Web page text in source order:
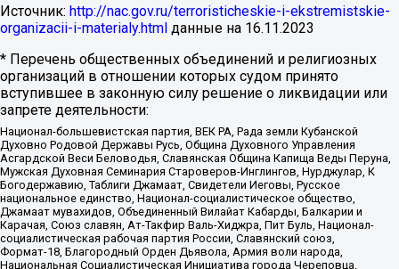
Источник: http://nac.gov.ru/terroristicheskie-i-ekstremistskie-
organizacii-i-materialy.html данные на 16.11.2023
* Перечень общественных объединений и религиозных
организаций в отношении которых судом принято
вступившее в законную силу решение о ликвидации или
запрете деятельности:
Национал-большевистская партия, ВЕК РА, Рада земли Кубанской
Духовно Родовой Державы Русь, Община Духовного Управления
Асгардской Веси Беловодья, Славянская Община Капища Веды Перуна,
Мужская Духовная Семинария Староверов-Инглингов, Нурджулар, К
Богодержавию, Таблиги Джамаат, Свидетели Иеговы, Русское
национальное единство, Национал-социалистическое общество,
Джамаат мувахидов, Объединенный Вилайат Кабарды, Балкарии и
Карачая, Союз славян, Ат-Такфир Валь-Хиджра, Пит Буль, Национал-
социалистическая рабочая партия России, Славянский союз,
Формат-18, Благородный Орден Дьявола, Армия воли народа,
Национальная Социалистическая Инициатива города Череповца,